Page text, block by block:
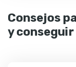
Consejos
y